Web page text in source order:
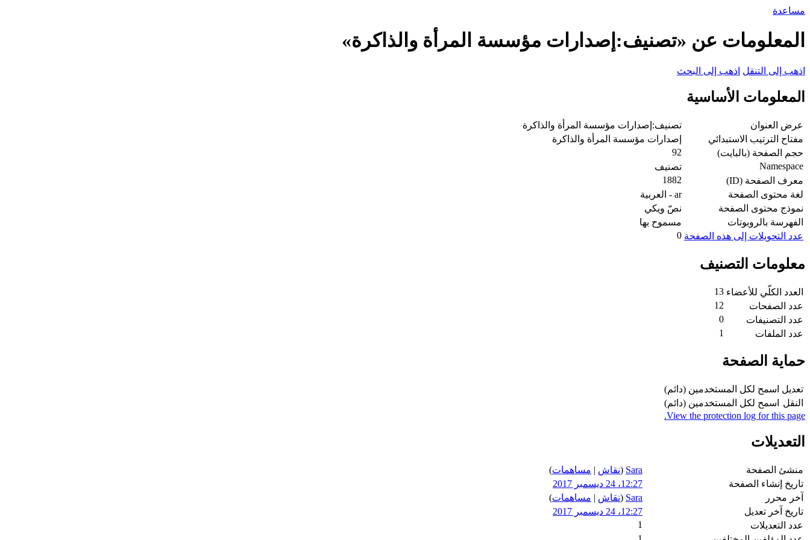
مساعدة
المعلومات عن «تصنيف:إصدارات مؤسسة المرأة والذاكرة»
اذهب إلى التنقل اذهب إلى البحث
المعلومات الأساسية
عرض العنوان
تصنيف:إصدارات مؤسسة المرأة والذاكرة
مفتاح الترتيب الاستبدائي
إصدارات مؤسسة المرأة والذاكرة
حجم الصفحة (بالبايت)
92
Namespace
تصنيف
معرف الصفحة (ID)
1882
لغة محتوى الصفحة
ar - العربية
نموذج محتوى الصفحة
نصّ ويكي
الفهرسة بالروبوتات
مسموح بها
عدد التحويلات إلى هذه الصفحة 0
معلومات التصنيف
العدد الكلّي للأعضاء 13
عدد الصفحات
12
عدد التصنيفات
0
عدد الملفات
1
حماية الصفحة
تعديل اسمح لكل المستخدمين (دائم)
النقل
اسمح لكل المستخدمين (دائم)
View the protection log for this page.
التعديلات
منشئ الصفحة Sara
(نقاش | مساهمات)
تاريخ إنشاء الصفحة
12:27، 24 ديسمبر 2017
آخر محرر
Sara
(نقاش | مساهمات)
تاريخ آخر تعديل
12:27، 24 ديسمبر 2017
عدد التعديلات
1